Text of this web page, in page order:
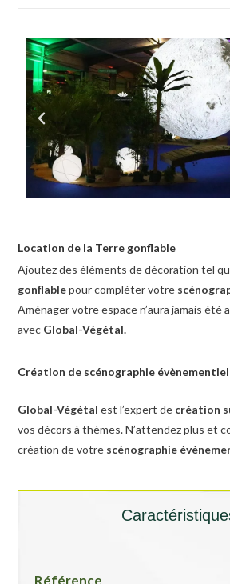
Location de la Terre gonflable
Ajoutez des éléments de décoration tel
gonflablepour compléter votre
Aménager votre espace n’aura jamais été
avec Global-Végétal.
Création de scénographie
Global-Végétal est l’expert de création
vos décors à thèmes. N’attendez plus et
création de votre scénographie
Référence